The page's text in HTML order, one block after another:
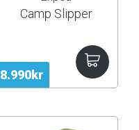
8.990kr
Camp Slipper